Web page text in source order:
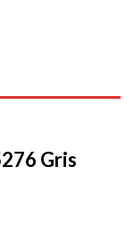
Gris